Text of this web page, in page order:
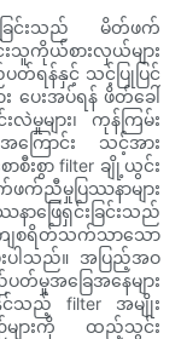
ခြင်းသည် မိတ်ဖက်
ကိုယ်စားလှယ်များ
န်နှင့် သင့်ပြုပြင်
ပေးအပ်ရန် ဖိတ်ခေါ်
မှုများ၊ ကုန်ကြမ်း
ကြောင်း သင့်အား
ာစီးစွာ filter ချို့ယွင်း
က်ညီမှုပြဿနာများ
ြေရှင်းခြင်းသည်
စရိတ်သက်သာသော
ပါသည်။ အပြည့်အဝ
အခြေအနေများ
သည့် filter အမျိုး
များကို ထည့်သွင်း